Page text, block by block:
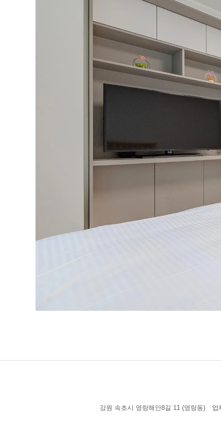
강원 속초시 영랑해안8길 11 (영랑동) 업